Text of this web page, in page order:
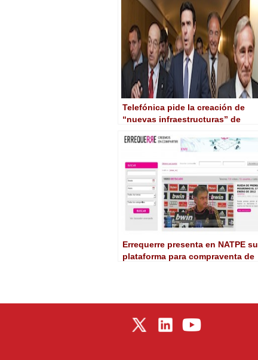
almacenamiento de archivos
audiovisuales
Telefónica pide la creación de
“nuevas infraestructuras” de
al sector a invertir
Errequerre presenta en NATPE su
plataforma para compraventa de